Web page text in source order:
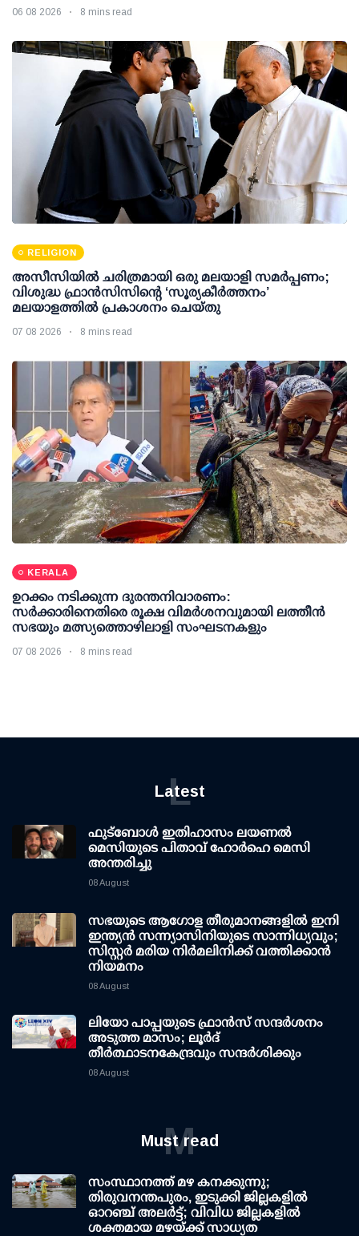
06 08 2026 8 mins read
RELIGION
അസീസിയിൽ ചരിത്രമായി ഒരു മലയാളി സമർപ്പണം;
വിശുദ്ധ ഫ്രാൻസിസിന്റെ ‘സൂര്യകീർത്തനം’
മലയാളത്തിൽ പ്രകാശനം ചെയ്തു
07 08 2026 8 mins read
KERALA
ഉറക്കം നടിക്കുന്ന ദുരന്തനിവാരണം:
സര്‍ക്കാരിനെതിരെ രൂക്ഷ വിമര്‍ശനവുമായി ലത്തീന്‍
സഭയും മത്സ്യത്തൊഴിലാളി സംഘടനകളും
07 08 2026 8 mins read
Latest
L
ഫുട്ബോൾ ഇതിഹാസം ലയണൽ
മെസിയുടെ പിതാവ് ഹോർഹെ മെസി
അന്തരിച്ചു
08 August
സഭയുടെ ആഗോള തീരുമാനങ്ങളിൽ ഇനി
ഇന്ത്യൻ സന്ന്യാസിനിയുടെ സാന്നിധ്യവും;
സിസ്റ്റർ മരിയ നിർമലിനിക്ക് വത്തിക്കാൻ
നിയമനം
08 August
ലിയോ പാപ്പയുടെ ഫ്രാൻസ് സന്ദർശനം
അടുത്ത മാസം; ലൂർദ്
തീർത്ഥാടനകേന്ദ്രവും സന്ദർശിക്കും
08 August
Must read
M
സംസ്ഥാനത്ത് മഴ കനക്കുന്നു;
തിരുവനന്തപുരം, ഇടുക്കി ജില്ലകളിൽ
ഓറഞ്ച് അലർട്ട്; വിവിധ ജില്ലകളിൽ
ശക്തമായ മഴയ്ക്ക് സാധ്യത